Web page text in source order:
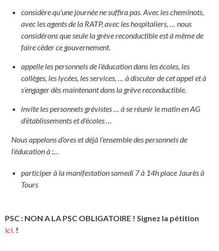
considère qu’une journée ne suffira pas. Avec les cheminots,
avec les agents de la RATP, avec les hospitaliers, … nous
considérons que seule la grève reconductible est à même de
faire céder ce gouvernement.
appelle les personnels de l’éducation dans les écoles, les
collèges, les lycées, les services, … à discuter de cet appel et à
s’engager dès maintenant dans la grève reconductible.
invite les personnels grévistes … à se réunir le matin en AG
d’établissements et d’écoles …
Nous appelons d’ores et déjà l’ensemble des personnels de
l’éducation à :…
participer à la manifestation samedi 7 à 14h place Jaurès à
Tours
PSC : NON A LA PSC OBLIGATOIRE ! Signez la pétition
ici. !